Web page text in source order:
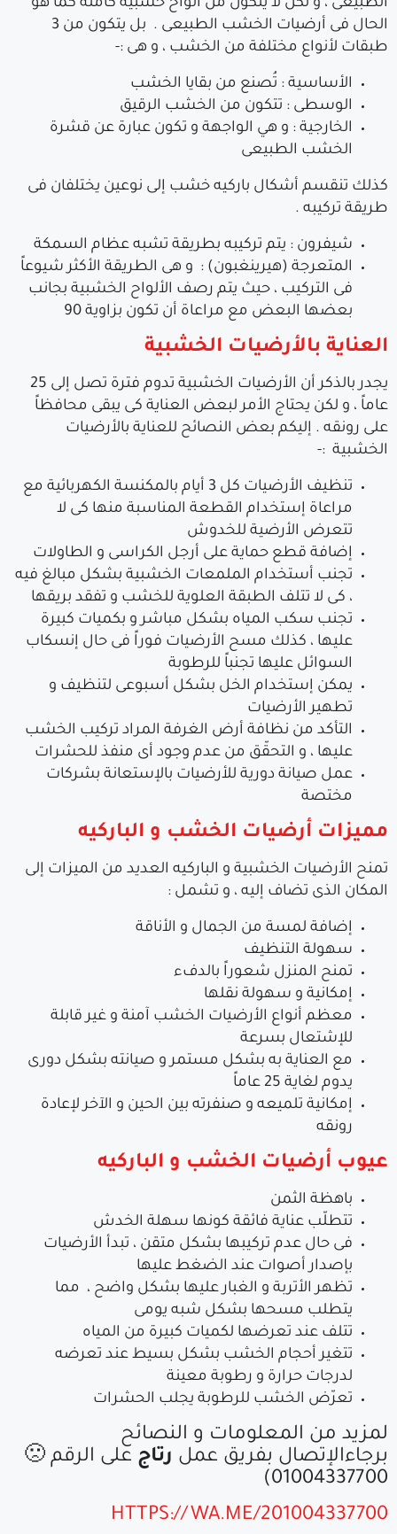
الطبيعى ، و لكن لا يتكون من ألواح خشبية كاملة كما هو
الحال فى أرضيات الخشب الطبيعى . بل يتكون من 3
طبقات لأنواع مختلفة من الخشب ، و هى :-
الأساسية : تُصنع من بقايا الخشب
الوسطى : تتكون من الخشب الرقيق
الخارجية : و هي الواجهة و تكون عبارة عن قشرة
الخشب الطبيعى
كذلك تنقسم أشكال باركيه خشب إلى نوعين يختلفان فى
طريقة تركيبه .
شيفرون : يتم تركيبه بطريقة تشبه عظام السمكة
المتعرجة (هيرينغبون) : و هى الطريقة الأكثر شيوعاً
فى التركيب ، حيث يتم رصف الألواح الخشبية بجانب
بعضها البعض مع مراعاة أن تكون بزاوية 90
العناية بالأرضيات الخشبية
يجدر بالذكر أن الأرضيات الخشبية تدوم فترة تصل إلى 25
عاماً ، و لكن يحتاج الأمر لبعض العناية كى يبقى محافظاً
على رونقه . إليكم بعض النصائح للعناية بالأرضيات
الخشبية :-
تنظيف الأرضيات كل 3 أيام بالمكنسة الكهربائية مع
مراعاة إستخدام القطعة المناسبة منها كى لا
تتعرض الأرضية للخدوش
إضافة قطع حماية على أرجل الكراسى و الطاولات
تجنب أستخدام الملمعات الخشبية بشكل مبالغ فيه
، كى لا تتلف الطبقة العلوية للخشب و تفقد بريقها
تجنب سكب المياه بشكل مباشر و بكميات كبيرة
عليها ، كذلك مسح الأرضيات فوراً فى حال إنسكاب
السوائل عليها تجنباً للرطوبة
يمكن إستخدام الخل بشكل أسبوعى لتنظيف و
تطهير الأرضيات
التأكد من نظافة أرض الغرفة المراد تركيب الخشب
عليها ، و التحقّق من عدم وجود أى منفذ للحشرات
عمل صيانة دورية للأرضيات بالإستعانة بشركات
مختصة
مميزات أرضيات الخشب و الباركيه
تمنح الأرضيات الخشبية و الباركيه العديد من الميزات إلى
المكان الذى تضاف إليه ، و تشمل :
إضافة لمسة من الجمال و الأناقة
سهولة التنظيف
تمنح المنزل شعوراً بالدفء
إمكانية و سهولة نقلها
معظم أنواع الأرضيات الخشب آمنة و غير قابلة
للإشتعال بسرعة
مع العناية به بشكل مستمر و صيانته بشكل دورى
يدوم لغاية 25 عاماً
إمكانية تلميعه و صنفرته بين الحين و الآخر لإعادة
رونقه
عيوب أرضيات الخشب و الباركيه
باهظة الثمن
تتطلّب عناية فائقة كونها سهلة الخدش
فى حال عدم تركيبها بشكل متقن ، تبدأ الأرضيات
بإصدار أصوات عند الضغط عليها
تظهر الأتربة و الغبار عليها بشكل واضح ، مما
يتطلب مسحها بشكل شبه يومى
تتلف عند تعرضها لكميات كبيرة من المياه
تتغير أحجام الخشب بشكل بسيط عند تعرضه
لدرجات حرارة و رطوبة معينة
تعرّض الخشب للرطوبة يجلب الحشرات
لمزيد من المعلومات و النصائح
برجاءالإتصال بفريق عمل رتاج على الرقم 🙁
01004337700)
HTTPS://WA.ME/201004337700